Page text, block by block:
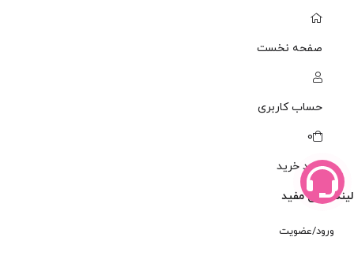
صفحه نخست
حساب کاربری
0
سبد خرید
لینک های مفید
ورود/عضویت